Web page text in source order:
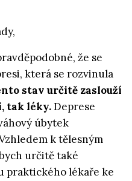
že se
která se rozvinula
stav určitě zaslouží
tak léky.Deprese
úbytek
k tělesným
určitě také
praktického lékaře ke